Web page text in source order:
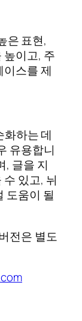
은 표현,
높이고, 주
이스를 제
화하는 데
유용합니
, 글을 지
있고, 뉘
도움이 될
전은 별도